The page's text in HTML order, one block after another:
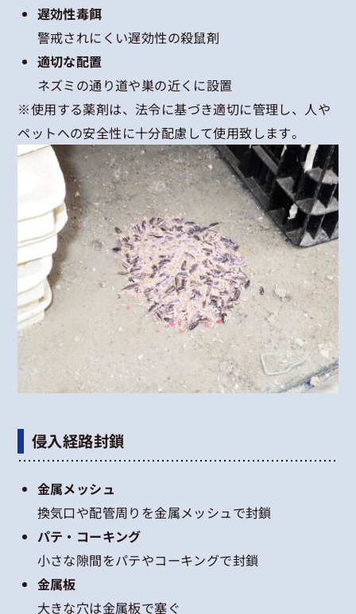
遅効性毒餌
警戒されにくい遅効性の殺鼠剤
適切な配置
ネズミの通り道や巣の近くに設置
※使用する薬剤は、法令に基づき適切に管理し、人や
ペットへの安全性に十分配慮して使用致します。
侵入経路封鎖
金属メッシュ
換気口や配管周りを金属メッシュで封鎖
パテ・コーキング
小さな隙間をパテやコーキングで封鎖
金属板
大きな穴は金属板で塞ぐ